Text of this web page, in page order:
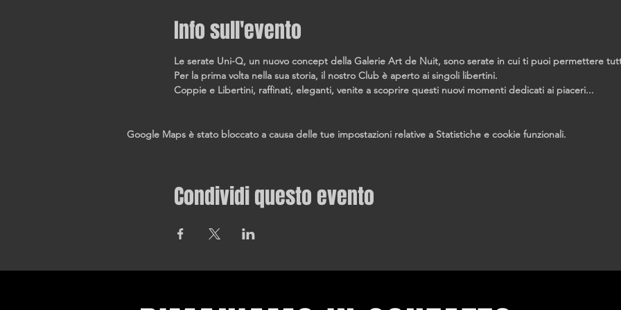
Info sull'evento
Le serate Uni-Q, un nuovo concept della Galerie Art de Nuit, sono serate in cui ti puoi permettere
Per la prima volta nella sua storia, il nostro Club è aperto ai singoli libertini.
Coppie e Libertini, raffinati, eleganti, venite a scoprire questi nuovi momenti dedicati ai piaceri...
Google Maps è stato bloccato a causa delle tue impostazioni relative a Statistiche e cookie funzionali.
Condividi questo evento